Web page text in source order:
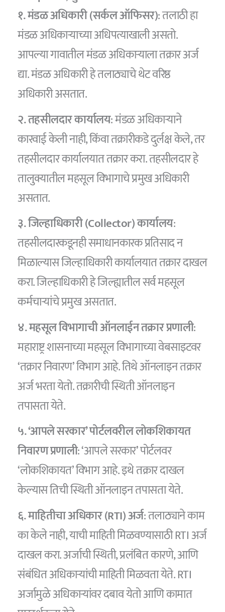
१. मंडळ अधिकारी (सर्कल ऑफिसर): तलाठी हा
मंडळ अधिकाऱ्याच्या अधिपत्याखाली असतो.
आपल्या गावातील मंडळ अधिकाऱ्याला तक्रार अर्ज
द्या. मंडळ अधिकारी हे तलाठ्याचे थेट वरिष्ठ
अधिकारी असतात.
२. तहसीलदार कार्यालय: मंडळ अधिकाऱ्याने
कारवाई केली नाही, किंवा तक्रारीकडे दुर्लक्ष केले, तर
तहसीलदार कार्यालयात तक्रार करा. तहसीलदार हे
तालुक्यातील महसूल विभागाचे प्रमुख अधिकारी
असतात.
३. जिल्हाधिकारी (Collector) कार्यालय:
तहसीलदारकडूनही समाधानकारक प्रतिसाद न
मिळाल्यास जिल्हाधिकारी कार्यालयात तक्रार दाखल
करा. जिल्हाधिकारी हे जिल्ह्यातील सर्व महसूल
कर्मचाऱ्यांचे प्रमुख असतात.
४. महसूल विभागाची ऑनलाईन तक्रार प्रणाली:
महाराष्ट्र शासनाच्या महसूल विभागाच्या वेबसाइटवर
‘तक्रार निवारण’ विभाग आहे. तिथे ऑनलाइन तक्रार
अर्ज भरता येतो. तक्रारीची स्थिती ऑनलाइन
तपासता येते.
५. ‘आपले सरकार’ पोर्टलवरील लोकशिकायत
निवारण प्रणाली: ‘आपले सरकार’ पोर्टलवर
‘लोकशिकायत’ विभाग आहे. इथे तक्रार दाखल
केल्यास तिची स्थिती ऑनलाइन तपासता येते.
६. माहितीचा अधिकार (RTI) अर्ज: तलाठ्याने काम
का केले नाही, याची माहिती मिळवण्यासाठी RTI अर्ज
दाखल करा. अर्जाची स्थिती, प्रलंबित कारणे, आणि
संबंधित अधिकाऱ्यांची माहिती मिळवता येते. RTI
अर्जामुळे अधिकाऱ्यांवर दबाव येतो आणि कामात